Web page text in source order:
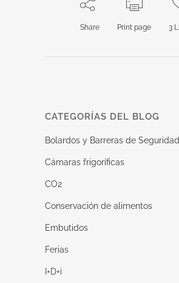
Share Print page 3
CATEGORÍAS DEL BLOG
Bolardos y Barreras de Seguridad
Cámaras frigoríficas
CO2
Conservación de alimentos
Embutidos
Ferias
I+D+i